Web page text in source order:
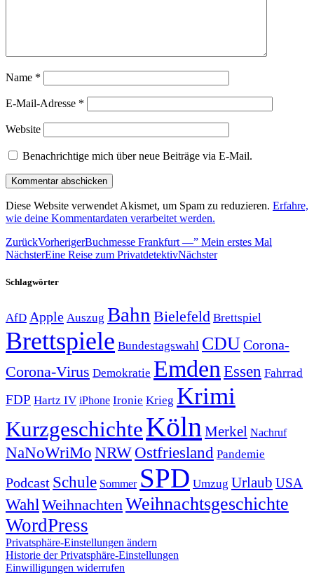
Name *
E-Mail-Adresse *
Website
Benachrichtige mich über neue Beiträge via E-Mail.
Diese Website verwendet Akismet, um Spam zu reduzieren. Erfahre,
wie deine Kommentardaten verarbeitet werden.
ZurückVorherigerBuchmesse Frankfurt —” Mein erstes Mal
NächsterEine Reise zum PrivatdetektivNächster
Schlagwörter
AfD Apple Auszug Bahn Bielefeld Brettspiel
Brettspiele Bundestagswahl CDUCorona-
Corona-Virus Demokratie Emden Essen Fahrrad
FDP Hartz IV iPhone Ironie Krieg Krimi
KurzgeschichteKölnMerkel Nachruf
NaNoWriMo NRWOstfriesland Pandemie
Podcast Schule Sommer SPD Umzug Urlaub USA
WahlWeihnachtenWeihnachtsgeschichte
WordPress
Privatsphäre-Einstellungen ändern
Historie der Privatsphäre-Einstellungen
Einwilligungen widerrufen